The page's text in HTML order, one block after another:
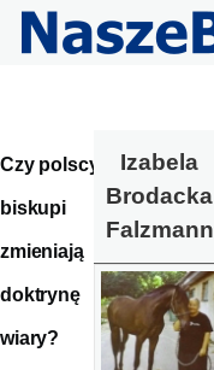
Przejdź do treści
Czy polscy
biskupi
zmieniają
doktrynę
wiary?
Izabela
Brodacka
Falzmann